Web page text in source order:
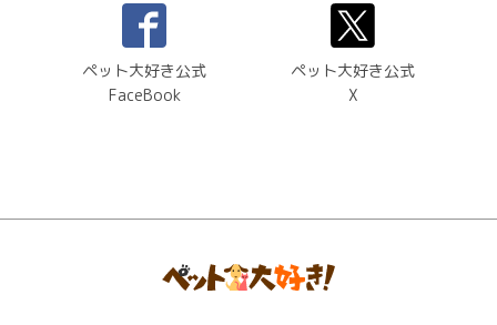
ペット大好き公式
FaceBook
ペット大好き公式
X